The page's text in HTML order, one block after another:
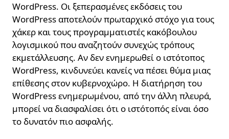
WordPress. Οι ξεπερασμένες εκδόσεις του
WordPress αποτελούν πρωταρχικό στόχο για τους
χάκερ και τους προγραμματιστές κακόβουλου
λογισμικού που αναζητούν συνεχώς τρόπους
εκμετάλλευσης. Αν δεν ενημερωθεί ο ιστότοπος
WordPress, κινδυνεύει κανείς να πέσει θύμα μιας
επίθεσης στον κυβερνοχώρο. Η διατήρηση του
WordPress ενημερωμένου, από την άλλη πλευρά,
μπορεί να διασφαλίσει ότι ο ιστότοπός είναι όσο
το δυνατόν πιο ασφαλής.